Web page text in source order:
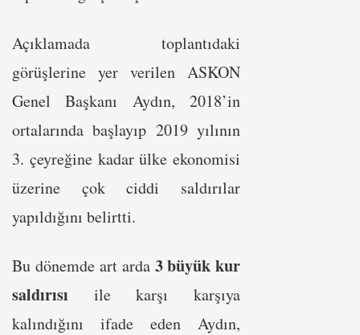
Açıklamada toplantıdaki
görüşlerine yer verilen ASKON
Genel Başkanı Aydın, 2018’in
ortalarında başlayıp 2019 yılının
3. çeyreğine kadar ülke ekonomisi
üzerine çok ciddi saldırılar
yapıldığını belirtti.
Bu dönemde art arda 3 büyük kur
saldırısı ile karşı karşıya
kalındığını ifade eden Aydın,